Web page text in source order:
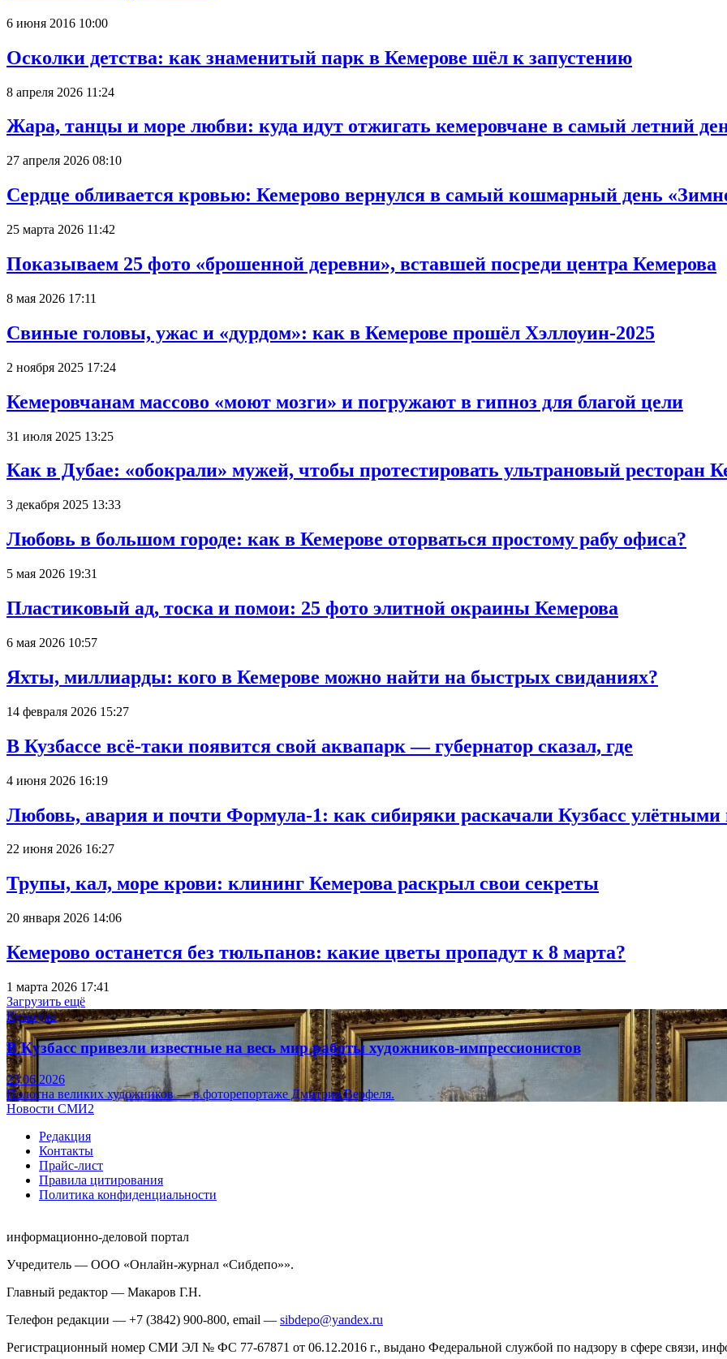
6 июня 2016 10:00
Осколки детства: как знаменитый парк в Кемерове шёл к запустению
8 апреля 2026 11:24
Жара, танцы и море любви: куда идут отжигать кемеровчане в самый летний
27 апреля 2026 08:10
Сердце обливается кровью: Кемерово вернулся в самый кошмарный день
25 марта 2026 11:42
Показываем 25 фото «брошенной деревни», вставшей посреди центра Кемерова
8 мая 2026 17:11
Свиные головы, ужас и «дурдом»: как в Кемерове прошёл Хэллоуин-2025
2 ноября 2025 17:24
Кемеровчанам массово «моют мозги» и погружают в гипноз для благой цели
31 июля 2025 13:25
Как в Дубае: «обокрали» мужей, чтобы протестировать ультрановый ресторан
3 декабря 2025 13:33
Любовь в большом городе: как в Кемерове оторваться простому рабу офиса?
5 мая 2026 19:31
Пластиковый ад, тоска и помои: 25 фото элитной окраины Кемерова
6 мая 2026 10:57
Яхты, миллиарды: кого в Кемерове можно найти на быстрых свиданиях?
14 февраля 2026 15:27
В Кузбассе всё-таки появится свой аквапарк — губернатор сказал, где
4 июня 2026 16:19
Любовь, авария и почти Формула-1: как сибиряки раскачали Кузбасс улётными
22 июня 2026 16:27
Трупы, кал, море крови: клининг Кемерова раскрыл свои секреты
20 января 2026 14:06
Кемерово останется без тюльпанов: какие цветы пропадут к 8 марта?
1 марта 2026 17:41
Загрузить ещё
Культура
В Кузбасс привезли известные на весь мир работы художников-импрессионистов
23.06.2026
Полотна великих художников — в фоторепортаже Дмитрия Верфеля.
Новости СМИ2
Редакция
Контакты
Прайс-лист
Правила цитирования
Политика конфиденциальности
информационно-деловой портал
Учредитель — ООО «Онлайн-журнал «Сибдепо»».
Главный редактор — Макаров Г.Н.
Телефон редакции — +7 (3842) 900-800, email — sibdepo@yandex.ru
Регистрационный номер СМИ ЭЛ № ФС 77-67871 от 06.12.2016 г., выдано Федеральной службой по надзору в сфере связи,